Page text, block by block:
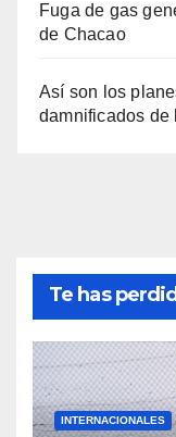
Fuga de gas
de Chacao
Así son los
damnificados de
Te has
INTERNACIONALES